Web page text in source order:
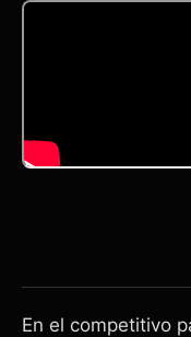
En el competitivo